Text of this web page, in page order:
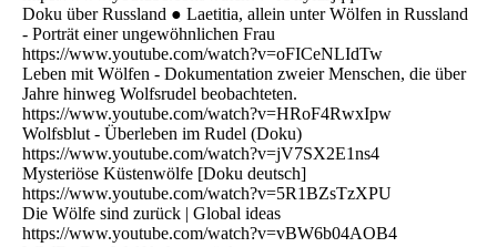
Doku über Russland ● Laetitia, allein unter Wölfen in Russland
- Porträt einer ungewöhnlichen Frau
https://www.youtube.com/watch?v=oFICeNLIdTw
Leben mit Wölfen - Dokumentation zweier Menschen, die über
Jahre hinweg Wolfsrudel beobachteten.
https://www.youtube.com/watch?v=HRoF4RwxIpw
Wolfsblut - Überleben im Rudel (Doku)
https://www.youtube.com/watch?v=jV7SX2E1ns4
Mysteriöse Küstenwölfe [Doku deutsch]
https://www.youtube.com/watch?v=5R1BZsTzXPU
Die Wölfe sind zurück | Global ideas
https://www.youtube.com/watch?v=vBW6b04AOB4